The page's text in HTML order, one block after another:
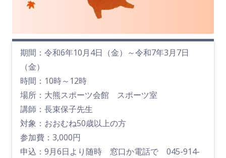
期間：令和6年10月4日（金）～令和7年3月7日
（金）
時間：10時～12時
場所：大熊スポーツ会館 スポーツ室
講師：長束保子先生
対象：おおむね50歳以上の方
参加費：3,000円
申込：9月6日より随時 窓口か電話で 045-914-